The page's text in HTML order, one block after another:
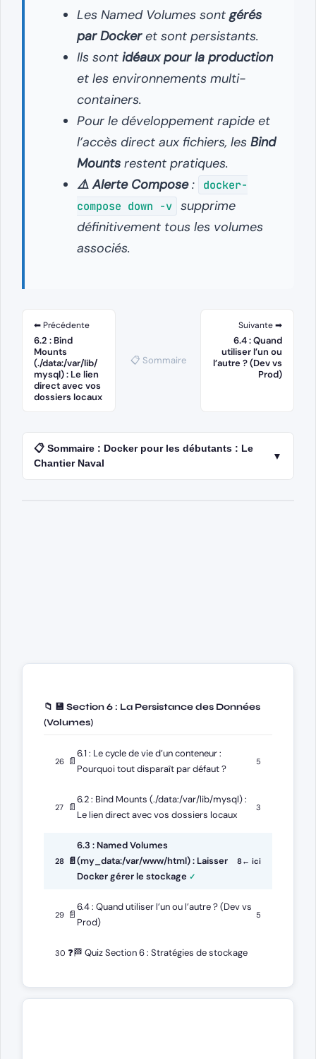
Les Named Volumes sontgérés
par Dockeret sont persistants.
Ils sont idéaux pour la production
et les environnements multi-
containers.
Pour le développement rapide et
l’accès direct aux fichiers, les Bind
Mounts restent pratiques.
⚠️ Alerte Compose:
docker-
compose down -v supprime
définitivement tous les volumes
associés.
⬅ Précédente
6.2 : Bind
Mounts
(./data:/var/lib/
mysql) : Le lien
direct avec vos
dossiers locaux
📋 Sommaire
Suivante ➡
6.4 : Quand
utiliser l’un ou
l’autre ? (Dev vs
Prod)
📋 Sommaire : Docker pour les débutants : Le
Chantier Naval
▼
📁 💾 Section 6 : La Persistance des Données
(Volumes)
26 📄
6.1 : Le cycle de vie d’un conteneur :
Pourquoi tout disparaît par défaut ?
5
27 📄
6.2 : Bind Mounts (./data:/var/lib/mysql) :
Le lien direct avec vos dossiers locaux
3
28 📄
6.3 : Named Volumes
(my_data:/var/www/html) : Laisser
Docker gérer le stockage
8← ici
29 📄
6.4 : Quand utiliser l’un ou l’autre ? (Dev vs
Prod)
5
30 ❓🏁 Quiz Section 6 : Stratégies de stockage